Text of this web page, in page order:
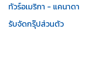
ทัวร์อเมริกา - แคนาดา
รับจัดกรุ๊ปส่วนตัว